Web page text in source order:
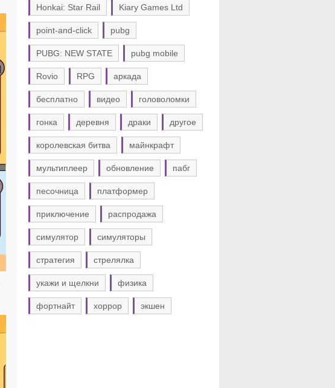
Honkai: Star Rail Kiary Games Ltd
point-and-click pubg
PUBG: NEW STATE pubg mobile
Rovio RPG аркада
бесплатно видео головоломки
гонка деревня драки другое
королевская битва майнкрафт
мультиплеер обновление пабг
песочница платформер
приключение распродажа
симулятор симуляторы
стратегия стрелялка
укажи и щелкни физика
фортнайт хоррор экшен